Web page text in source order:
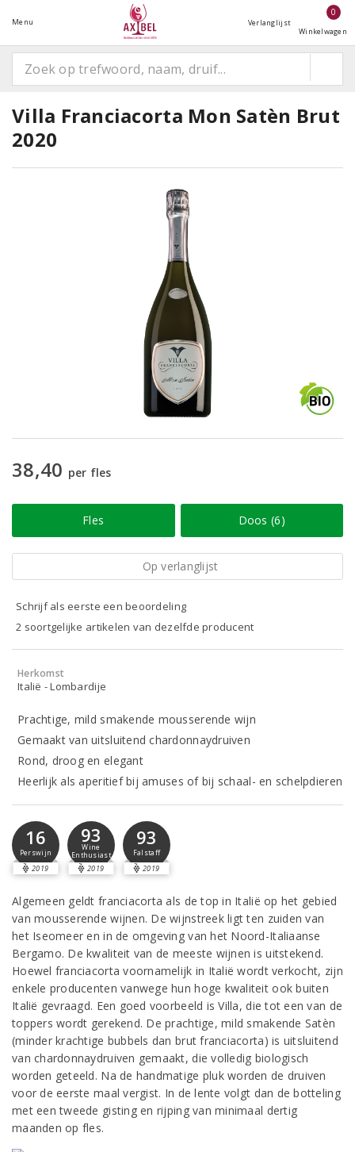
Menu Verlanglijst
0
Winkelwagen
Villa Franciacorta Mon Satèn Brut
2020
38,40 per fles
Fles Doos (6)
Op verlanglijst
Schrijf als eerste een beoordeling
2 soortgelijke artikelen van dezelfde producent
Herkomst
Italië - Lombardije
Prachtige, mild smakende mousserende wijn
Gemaakt van uitsluitend chardonnaydruiven
Rond, droog en elegant
Heerlijk als aperitief bij amuses of bij schaal- en schelpdieren
16
Perswijn
2019
93
Wine
Enthusiast
2019
93
Falstaff
2019
Algemeen geldt franciacorta als de top in Italië op het gebied
van mousserende wijnen. De wijnstreek ligt ten zuiden van
het Iseomeer en in de omgeving van het Noord-Italiaanse
Bergamo. De kwaliteit van de meeste wijnen is uitstekend.
Hoewel franciacorta voornamelijk in Italië wordt verkocht, zijn
enkele producenten vanwege hun hoge kwaliteit ook buiten
Italië gevraagd. Een goed voorbeeld is Villa, die tot een van de
toppers wordt gerekend. De prachtige, mild smakende Satèn
(minder krachtige bubbels dan brut franciacorta) is uitsluitend
van chardonnaydruiven gemaakt, die volledig biologisch
worden geteeld. Na de handmatige pluk worden de druiven
voor de eerste maal vergist. In de lente volgt dan de botteling
met een tweede gisting en rijping van minimaal dertig
maanden op fles.